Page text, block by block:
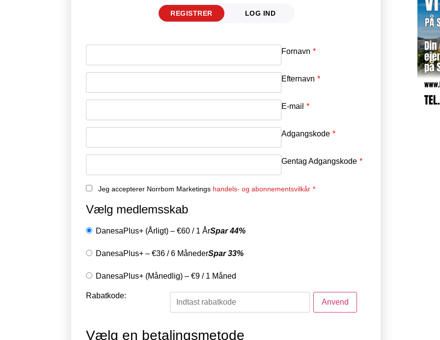
REGISTRER LOG IND
Fornavn *
Efternavn *
E-mail *
Adgangskode *
Gentag Adgangskode *
Jeg accepterer Norrbom Marketings handels- og abonnementsvilkår *
Vælg medlemsskab
DanesaPlus+ (Årligt) – €60 / 1 ÅrSpar 44%
DanesaPlus+ – €36 /6 MånederSpar 33%
DanesaPlus+ (Månedlig) – €9 / 1 Måned
Rabatkode:
Vælg en betalingsmetode
E-mail
Adgangskode